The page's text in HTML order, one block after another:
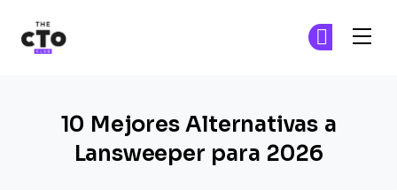
10 Mejores Alternativas a
Lansweeper para 2026